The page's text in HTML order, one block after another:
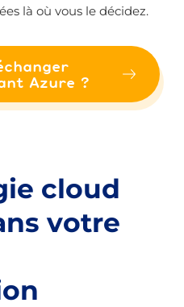
là où vous le décidez.
Azure ?
cloud
votre